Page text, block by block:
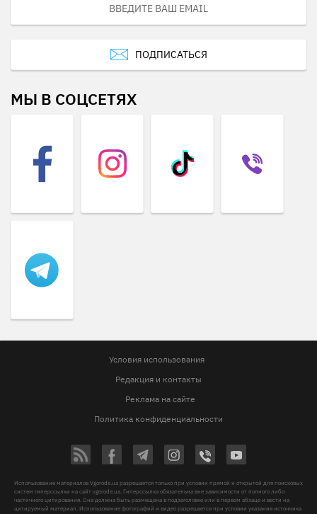
ПОДПИСАТЬСЯ
МЫ В СОЦСЕТЯХ
Условия использования
Редакция и контакты
Реклама на сайте
Политика конфиденциальности
Использование материалов Vgorode.ua разрешается только при условии прямой и открытой для поисковых
систем гиперссылки на сайт vgorode.ua. Гиперссылка обязательна вне зависимости от полного либо
частичного цитирования. Она должна быть размещена в подзаголовке или в первом абзаце и вести на
цитируемый материал. Использование фотографий и видео разрешается при условии указания источника